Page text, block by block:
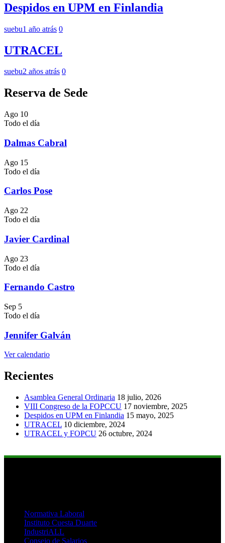
Despidos en UPM en Finlandia
suebu1 año atrás 0
UTRACEL
suebu2 años atrás 0
Reserva de Sede
Ago 10
Todo el día
Dalmas Cabral
Ago 15
Todo el día
Carlos Pose
Ago 22
Todo el día
Javier Cardinal
Ago 23
Todo el día
Fernando Castro
Sep 5
Todo el día
Jennifer Galván
Ver calendario
Recientes
Asamblea General Ordinaria 18 julio, 2026
VIII Congreso de la FOPCCU 17 noviembre, 2025
Despidos en UPM en Finlandia 15 mayo, 2025
UTRACEL 10 diciembre, 2024
UTRACEL y FOPCU 26 octubre, 2024
Normativa Laboral
Instituto Cuesta Duarte
IndustriALL
Consejo de Salarios